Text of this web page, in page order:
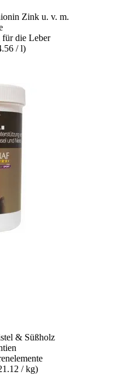
Zink u. v. m.
für die Leber
/ l)
& Süßholz
/ kg)